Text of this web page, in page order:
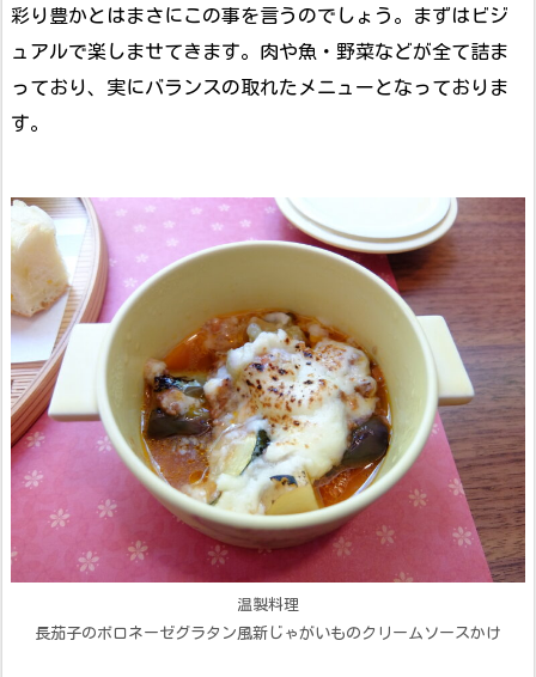
彩り豊かとはまさにこの事を言うのでしょう。まずはビジ
ュアルで楽しませてきます。肉や魚・野菜などが全て詰ま
っており、実にバランスの取れたメニューとなっておりま
す。
温製料理
長茄子のボロネーゼグラタン風新じゃがいものクリームソースかけ